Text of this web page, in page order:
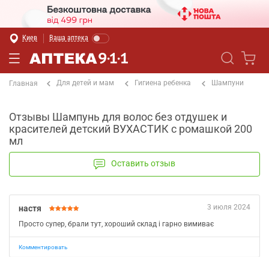
Киев Ваша аптека
Главная Для детей и мам Гигиена ребенка Шампуни
Отзывы Шампунь для волос без отдушек и
красителей детский ВУХАСТИК с ромашкой 200
мл
Оставить отзыв
3 июля 2024
настя
Просто супер, брали тут, хороший склад і гарно вимиває
Комментировать